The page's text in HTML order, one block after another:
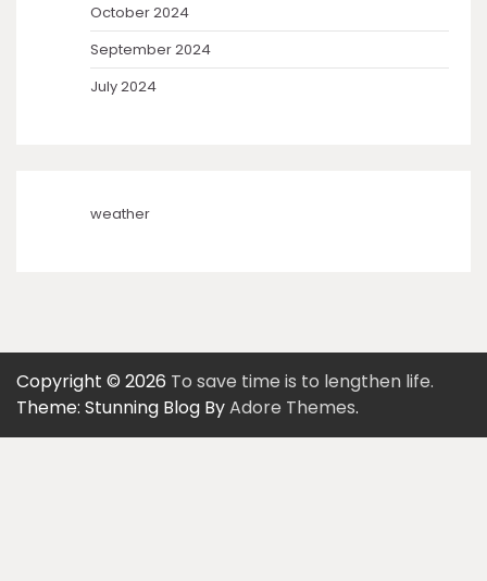
October 2024
September 2024
July 2024
weather
Copyright © 2026 To save time is to lengthen life.
Theme: Stunning Blog ByAdore Themes.